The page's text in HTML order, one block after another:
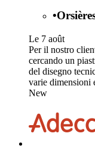
•
Le 7 août
Per il nostro
cercando un
del disegno
varie dimensioni
New